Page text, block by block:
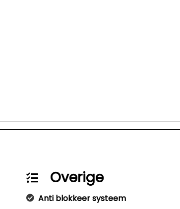
Overige
Anti blokkeer systeem